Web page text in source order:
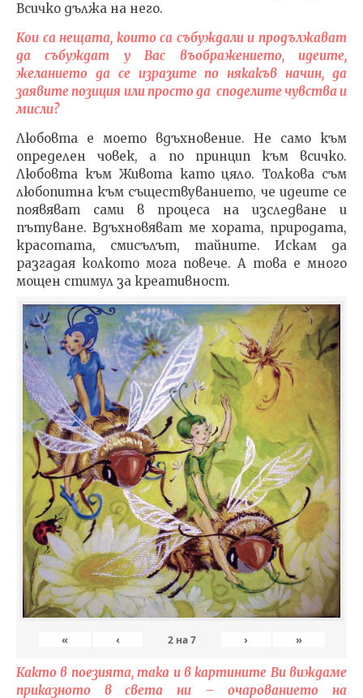
Всичко дължа на него.
Кои са нещата, които са събуждали и продължават
да събуждат у Вас въображението, идеите,
желанието да се изразите по някакъв начин, да
заявите позиция или просто да споделите чувства и
мисли?
Любовта е моето вдъхновение. Не само към
определен човек, а по принцип към всичко.
Любовта към Живота като цяло. Толкова съм
любопитна към съществуванието, че идеите се
появяват сами в процеса на изследване и
пътуване. Вдъхновяват ме хората, природата,
красотата, смисълът, тайните. Искам да
разгадая колкото мога повече. А това е много
мощен стимул за креативност.
« ‹ 2на7 › »
Както в поезията, така и в картините Ви виждаме
приказното в света ни – очарованието на